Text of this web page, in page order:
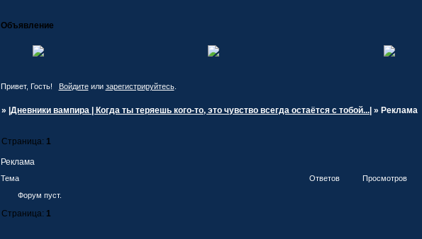
Объявление
Привет, Гость! Войдитеили зарегистрируйтесь.
» |Дневники вампира | Когда ты теряешь кого-то, это чувство всегда остаётся с тобой...| » Реклама
Реклама
Страница: 1
Тема Ответов Просмотров
Форум пуст.
Страница: 1